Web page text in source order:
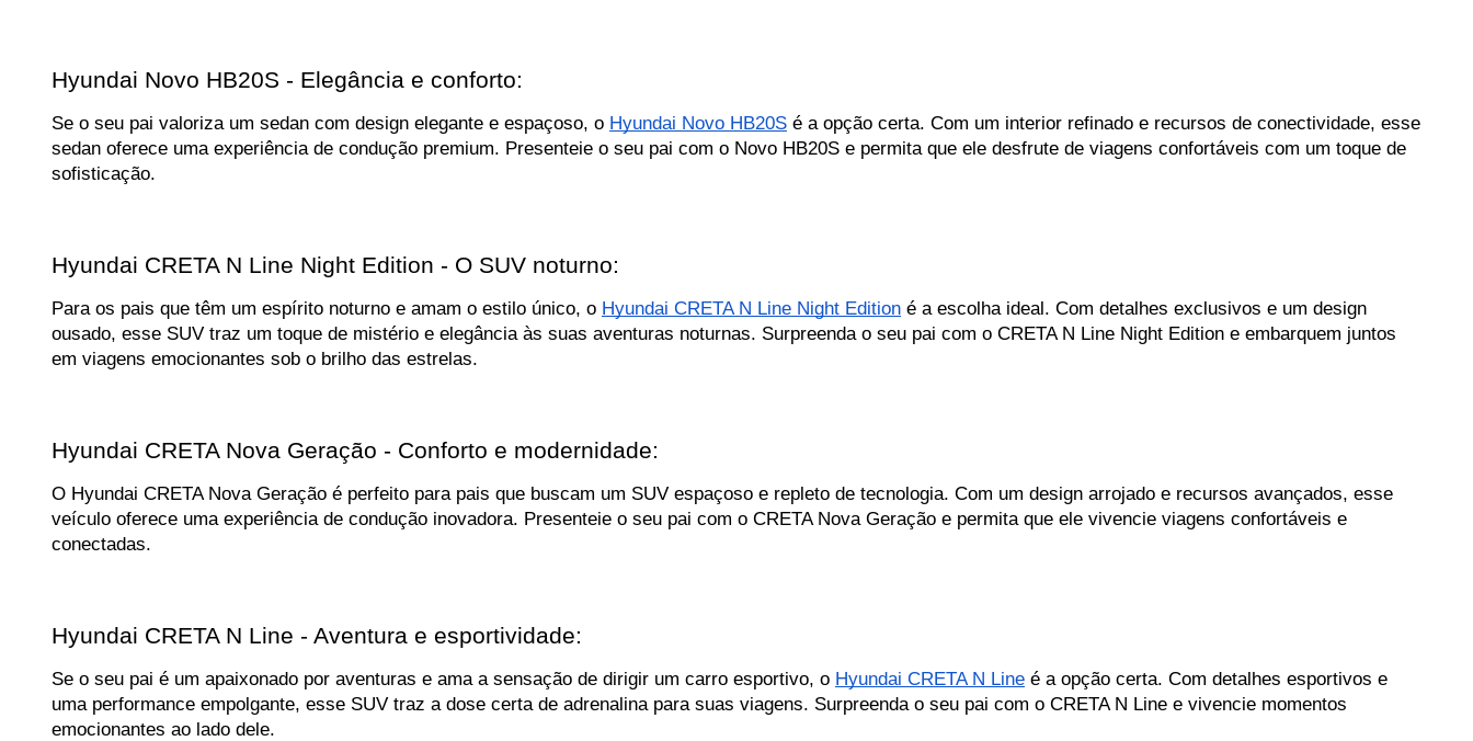
Hyundai Novo HB20S - Elegância e conforto:
Se o seu pai valoriza um sedan com design elegante e espaçoso, o Hyundai Novo HB20S é a opção certa. Com um interior refinado e recursos de conectividade, esse
sedan oferece uma experiência de condução premium. Presenteie o seu pai com o Novo HB20S e permita que ele desfrute de viagens confortáveis com um toque de
sofisticação.
Hyundai CRETA N Line Night Edition - O SUV noturno:
Para os pais que têm um espírito noturno e amam o estilo único, o Hyundai CRETA N Line Night Edition é a escolha ideal. Com detalhes exclusivos e um design
ousado, esse SUV traz um toque de mistério e elegância às suas aventuras noturnas. Surpreenda o seu pai com o CRETA N Line Night Edition e embarquem juntos
em viagens emocionantes sob o brilho das estrelas.
Hyundai CRETA Nova Geração - Conforto e modernidade:
O Hyundai CRETA Nova Geração é perfeito para pais que buscam um SUV espaçoso e repleto de tecnologia. Com um design arrojado e recursos avançados, esse
veículo oferece uma experiência de condução inovadora. Presenteie o seu pai com o CRETA Nova Geração e permita que ele vivencie viagens confortáveis e
conectadas.
Hyundai CRETA N Line - Aventura e esportividade:
Se o seu pai é um apaixonado por aventuras e ama a sensação de dirigir um carro esportivo, o Hyundai CRETA N Line é a opção certa. Com detalhes esportivos e
uma performance empolgante, esse SUV traz a dose certa de adrenalina para suas viagens. Surpreenda o seu pai com o CRETA N Line e vivencie momentos
emocionantes ao lado dele.